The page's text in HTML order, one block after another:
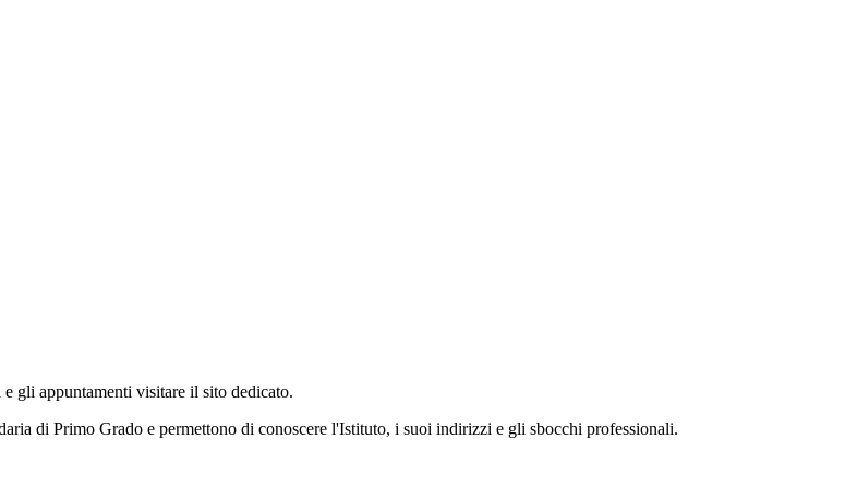
gli appuntamenti visitare il sito dedicato.
di Primo Grado e permettono di conoscere l'Istituto, i suoi indirizzi e gli sbocchi professionali.